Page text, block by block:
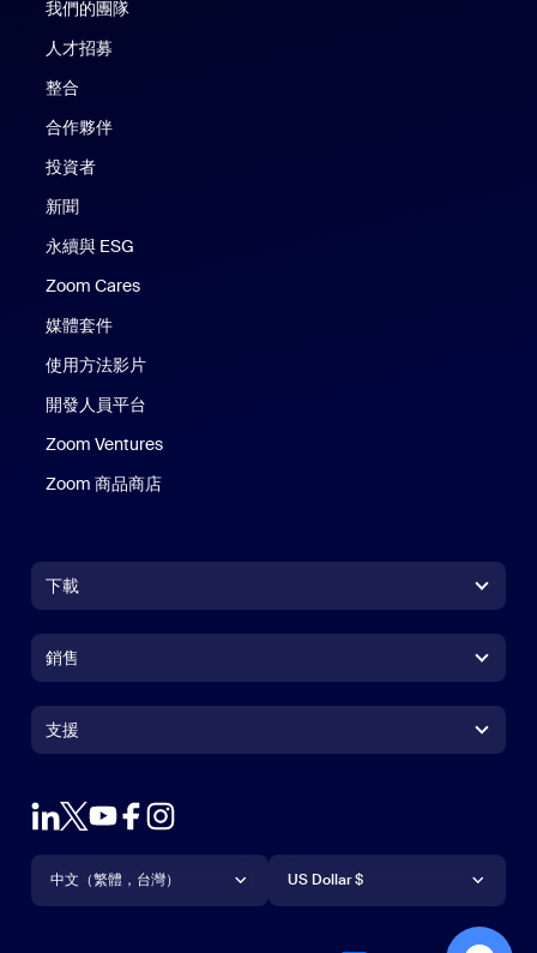
我們的團隊
人才招募
整合
合作夥伴
投資者
新聞
永續與 ESG
Zoom Cares
媒體套件
使用方法影片
開發人員平台
Zoom Ventures
Zoom 商品商店
下載
Zoom Rooms 應用程式Zoom Rooms 應用程式
Zoom Rooms Controller
Outlook 外掛程式
Android 應用程式
Android 應用程式
銷售
聯絡銷售人員
申請示範
網路研討會和活動
Zoom 體驗中心Zoom 體驗中心
支援
支援
帳戶
學習中心
語言
中文（繁體，台灣）
貨幣
US Dollar $